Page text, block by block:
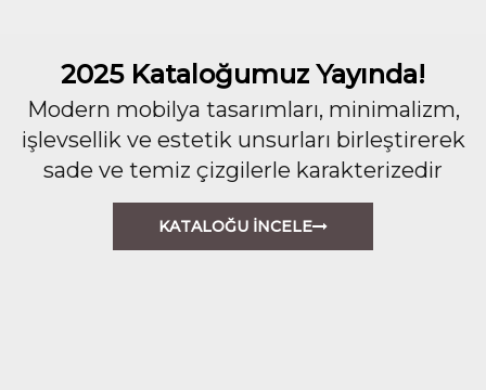
2025 Kataloğumuz Yayında!
Modern mobilya tasarımları, minimalizm,
işlevsellik ve estetik unsurları birleştirerek
sade ve temiz çizgilerle karakterizedir
KATALOĞU İNCELE